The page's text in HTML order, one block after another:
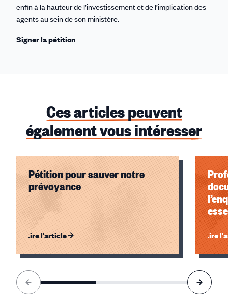
enfin à la hauteur de l’investissement et de l’implication des
agents au sein de son ministère.
Signer la pétition
Ces articles peuvent
également vous intéresser
Pétition pour sauver notre
prévoyance
Lire l'article Lire